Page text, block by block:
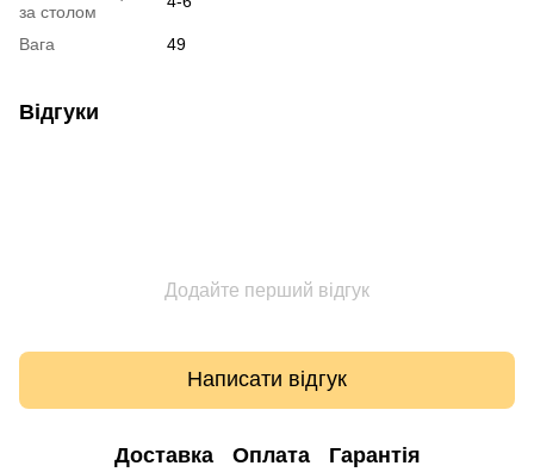
за столом
Вага 49
Відгуки
Додайте перший відгук
Написати відгук
Доставка Оплата Гарантія